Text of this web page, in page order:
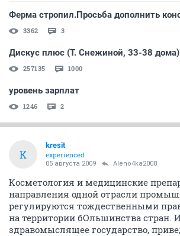
кометикой, которая не тестируется
она ей идеально подходит, то почему
реакцию организма, а не клетки. А от
порой бывает зависит жизнь
несопоставимы потери.
ОТВЕТИТЬ
guru
05 августа 2009
я считаю это ужасно, но никогда не
этом. когда покупаю косметику.
на очень многих продуктах (не
надпись "не тестировалось на
а проктер\гэмл точно не бедненькие
позволить себе лаборатории.